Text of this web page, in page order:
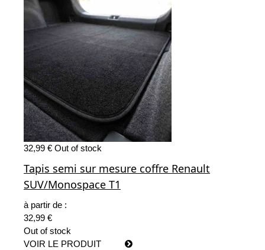
32,99 € Out of stock
Tapis semi sur mesure coffre Renault
SUV/Monospace T1
à partir de :
32,99 €
Out of stock
VOIR LE PRODUIT